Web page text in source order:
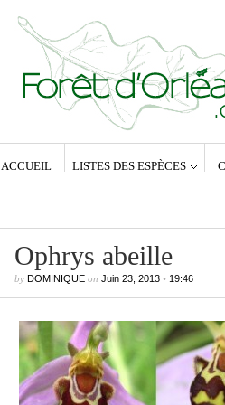
Commentaires récents
1761) – La Coquette
Anne-Lyse MESSAGERdans
pyrina (Linné, 1761) – La Coquette
DominiquedansZeuzera pyrina
1761) – La Coquette
ACCUEIL LISTES DES ESPÈCES
Ophrys abeille
by DOMINIQUEon Juin 23, 2013• 19:46